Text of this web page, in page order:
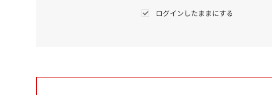
ログインしたままにする